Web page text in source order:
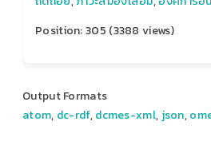
Position:305 (3388 views)
Output Formats
atom, dc-rdf,dcmes-xml, json,